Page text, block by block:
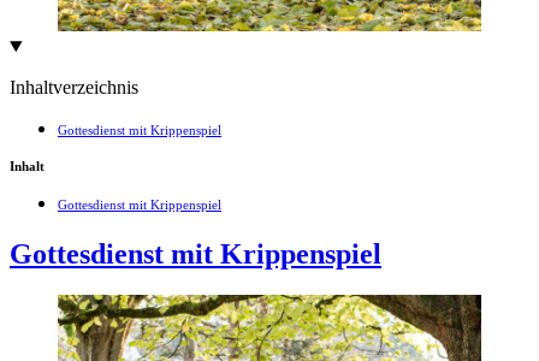
Inhaltverzeichnis
Gottesdienst mit Krippenspiel
Inhalt
Gottesdienst mit Krippenspiel
Gottesdienst mit Krippenspiel